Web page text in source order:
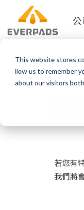
This website stores
llow us to remember
about our visitors
若您有
我們將